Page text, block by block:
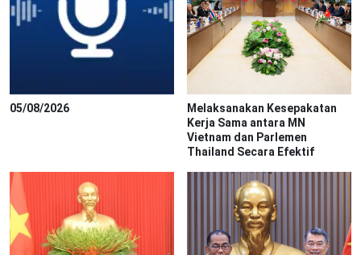
05/08/2026
Melaksanakan Kesepakatan
Kerja Sama antara MN
Vietnam dan Parlemen
Thailand Secara Efektif